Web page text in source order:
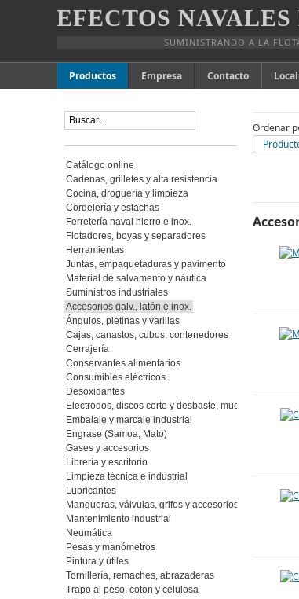
EFECTOS
SUMINISTRANDO A LA
Productos Empresa Contacto
Ordenar
Catálogo online
Cadenas, grilletes y alta resistencia
Cocina, droguería y limpieza
Cordelería y estachas
Ferretería naval hierro e inox.
Flotadores, boyas y separadores
Herramientas
Juntas, empaquetaduras y pavimento
Material de salvamento y náutica
Suministros industriales
Accesorios galv., latón e inox.
Ángulos, pletinas y varillas
Cajas, canastos, cubos, contenedores
Cerrajería
Conservantes alimentarios
Consumibles eléctricos
Desoxidantes
Electrodos, discos corte y desbaste, muelas y piedras,
Embalaje y marcaje industrial
Engrase (Samoa, Mato)
Gases y accesorios
Librería y escritorio
Limpieza técnica e industrial
Lubricantes
Mangueras, válvulas, grifos y accesorios
Mantenimiento industrial
Neumática
Pesas y manómetros
Pintura y útiles
Tornillería, remaches, abrazaderas
Trapo al peso, coton y celulosa